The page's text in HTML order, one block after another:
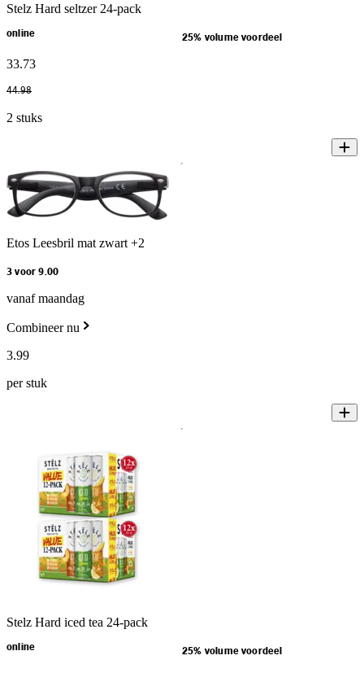
Stelz Hard seltzer 24-pack
online 25% volume voordeel
33.73
44.98
2 stuks
Etos Leesbril mat zwart +2
3 voor 9.00
vanaf maandag
Combineer nu
3.99
per stuk
Stelz Hard iced tea 24-pack
online 25% volume voordeel